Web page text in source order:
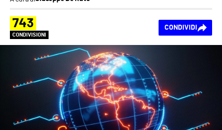
743
CONDIVISIONI
CONDIVIDI